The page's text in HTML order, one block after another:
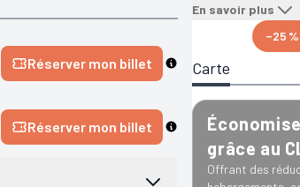
Réserver mon billet
Réserver mon billet
En savoir plus
−25
Carte
grâce au
Offrant des